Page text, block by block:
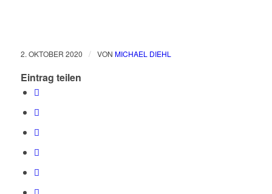
2. OKTOBER 2020 / VON MICHAEL DIEHL
Eintrag teilen